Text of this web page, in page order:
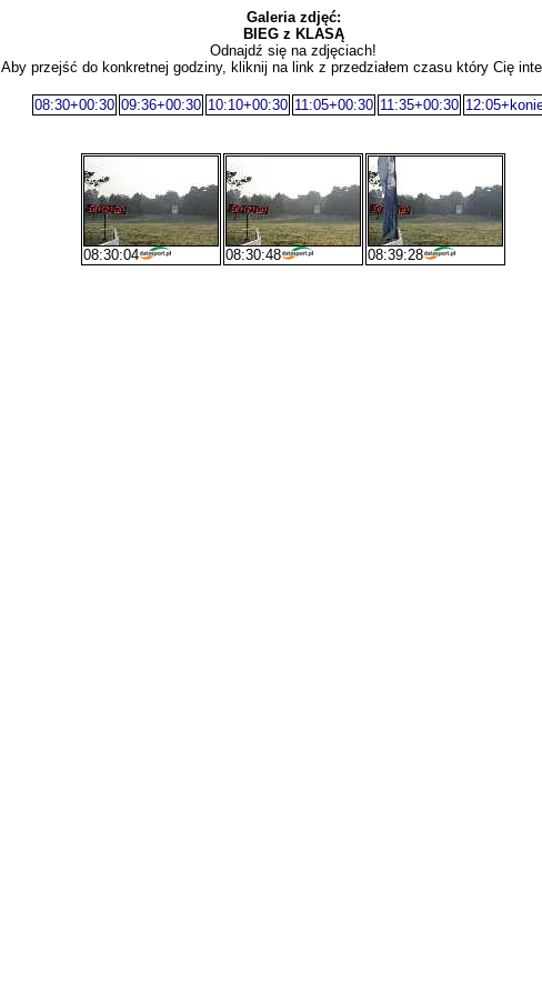
Galeria zdjęć:
BIEG z KLASĄ
Odnajdź się na zdjęciach!
Aby przejść do konkretnej godziny, kliknij na link z przedziałem czasu który Cię
08:30+00:30 09:36+00:30 10:10+00:30 11:05+00:30 11:35+00:30
08:30:04 08:30:48 08:39:28